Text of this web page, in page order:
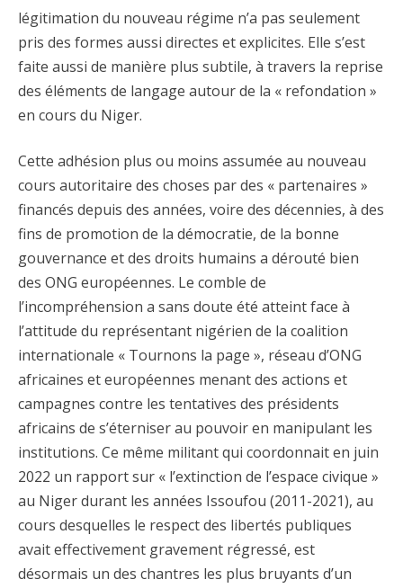
légitimation du nouveau régime n’a pas seulement
pris des formes aussi directes et explicites. Elle s’est
faite aussi de manière plus subtile, à travers la reprise
des éléments de langage autour de la « refondation »
en cours du Niger.
Cette adhésion plus ou moins assumée au nouveau
cours autoritaire des choses par des « partenaires »
financés depuis des années, voire des décennies, à des
fins de promotion de la démocratie, de la bonne
gouvernance et des droits humains a dérouté bien
des ONG européennes. Le comble de
l’incompréhension a sans doute été atteint face à
l’attitude du représentant nigérien de la coalition
internationale « Tournons la page », réseau d’ONG
africaines et européennes menant des actions et
campagnes contre les tentatives des présidents
africains de s’éterniser au pouvoir en manipulant les
institutions. Ce même militant qui coordonnait en juin
2022 un rapport sur « l’extinction de l’espace civique »
au Niger durant les années Issoufou (2011-2021), au
cours desquelles le respect des libertés publiques
avait effectivement gravement régressé, est
désormais un des chantres les plus bruyants d’un